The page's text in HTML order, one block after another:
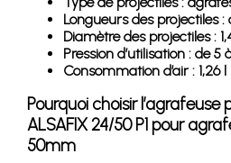
Longueurs des projectiles
Diamètre des projectiles :
Pression d’utilisation : de 5
Consommation d’air : 1,26
Pourquoi choisir
ALSAFIX 24/50 P1 pour
50mm